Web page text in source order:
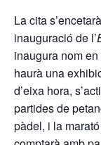
La cita
inauguració de l’
inaugura nom
haurà una
d’eixa hora,
partides de
pàdel, i la